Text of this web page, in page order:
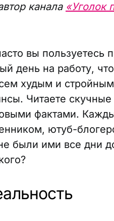
канала «Уголок
вы пользуетесь
день на работу,
худым и стройным
Читаете
фактами.
ютуб-
были ими все дни